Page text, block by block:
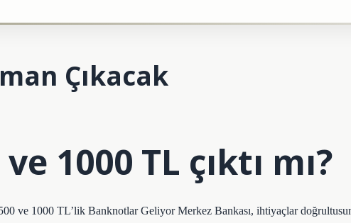
Çıkacak
1000 TL çıktı mı?
ve 1000 TL’lik Banknotlar Geliyor Merkez Bankası, ihtiyaçlar